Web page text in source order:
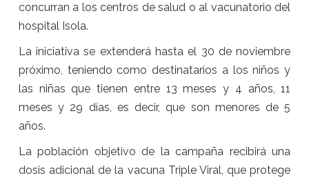
concurran a los centros de salud o al vacunatorio del
hospital Isola.
La iniciativa se extenderá hasta el 30 de noviembre
próximo, teniendo como destinatarios a los niños y
las niñas que tienen entre 13 meses y 4 años, 11
meses y 29 días, es decir, que son menores de 5
años.
La población objetivo de la campaña recibirá una
dosis adicional de la vacuna Triple Viral, que protege